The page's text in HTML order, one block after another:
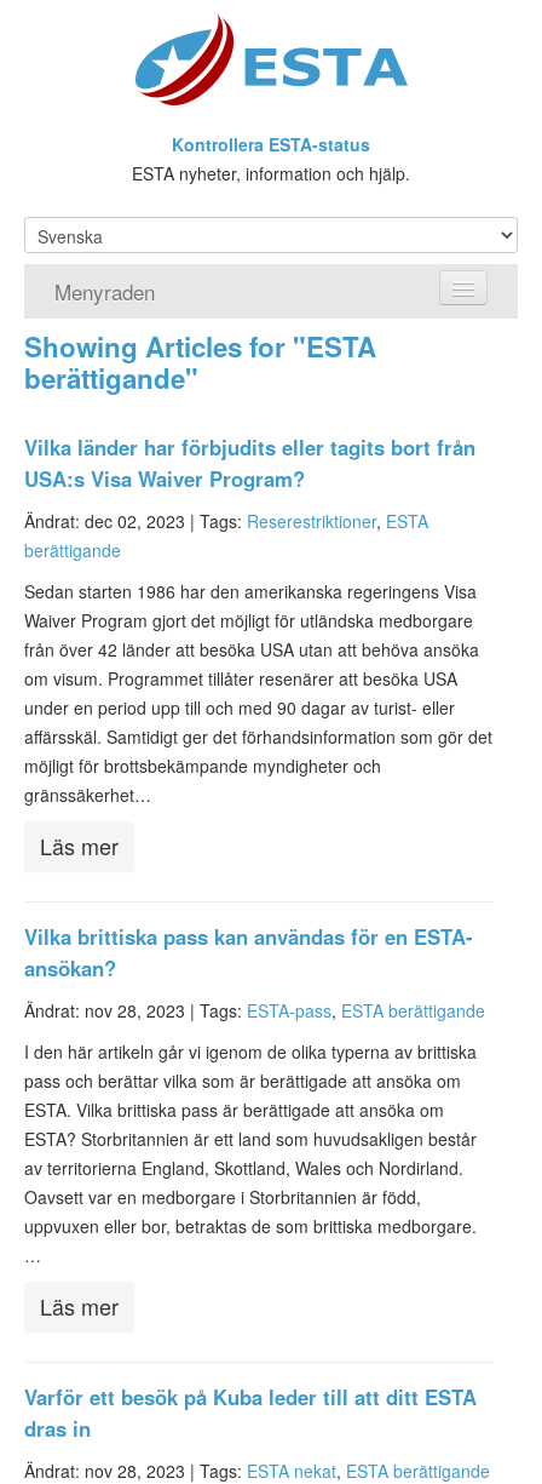
Kontrollera ESTA-status
ESTA nyheter, information och hjälp.
Menyraden
Hemsida
ESTA Ansökan
Vad är ESTA?
ESTA-status
ESTA Artiklar
Kontakta
Showing Articles for "ESTA
berättigande"
Vilka länder har förbjudits eller tagits bort från
USA:s Visa Waiver Program?
Ändrat: dec 02, 2023 | Tags: Reserestriktioner, ESTA
berättigande
Sedan starten 1986 har den amerikanska regeringens Visa
Waiver Program gjort det möjligt för utländska medborgare
från över 42 länder att besöka USA utan att behöva ansöka
om visum. Programmet tillåter resenärer att besöka USA
under en period upp till och med 90 dagar av turist- eller
affärsskäl. Samtidigt ger det förhandsinformation som gör det
möjligt för brottsbekämpande myndigheter och
gränssäkerhet…
Läs mer
Vilka brittiska pass kan användas för en ESTA-
ansökan?
Ändrat: nov 28, 2023 | Tags: ESTA-pass, ESTA berättigande
I den här artikeln går vi igenom de olika typerna av brittiska
pass och berättar vilka som är berättigade att ansöka om
ESTA. Vilka brittiska pass är berättigade att ansöka om
ESTA? Storbritannien är ett land som huvudsakligen består
av territorierna England, Skottland, Wales och Nordirland.
Oavsett var en medborgare i Storbritannien är född,
uppvuxen eller bor, betraktas de som brittiska medborgare.
…
Läs mer
Varför ett besök på Kuba leder till att ditt ESTA
dras in
Ändrat: nov 28, 2023 | Tags: ESTA nekat, ESTA berättigande